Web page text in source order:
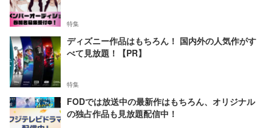
特集
ディズニー作品はもちろん！ 国内外の人気作がす
べて見放題！【PR】
特集
FODでは放送中の最新作はもちろん、オリジナル
の独占作品も見放題配信中！